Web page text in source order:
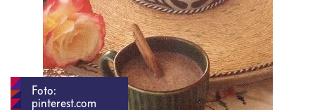
Foto:
pinterest.com